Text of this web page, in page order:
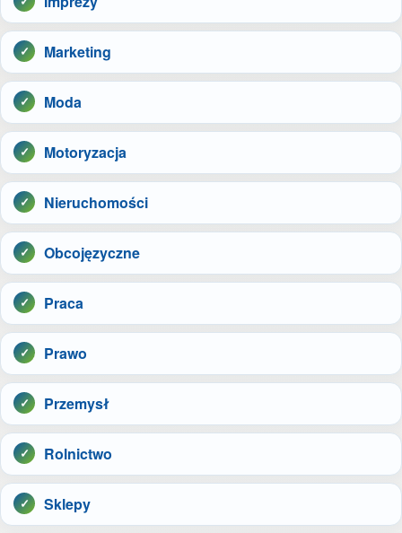
Marketing
Moda
Motoryzacja
Nieruchomości
Obcojęzyczne
Praca
Prawo
Przemysł
Rolnictwo
Sklepy